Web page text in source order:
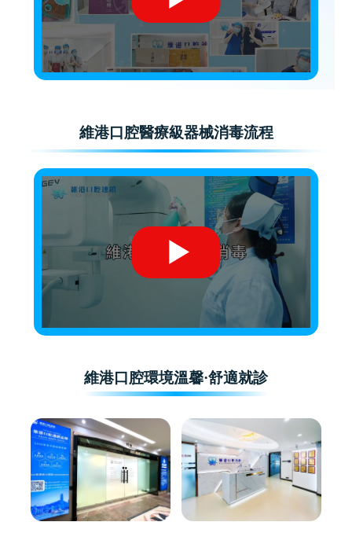
維港口腔醫療級器械消毒流程
維港口腔環境溫馨·舒適就診